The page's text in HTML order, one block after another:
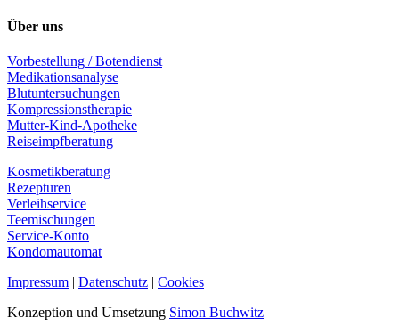
Über uns
Vorbestellung / Botendienst
Medikationsanalyse
Blutuntersuchungen
Kompressionstherapie
Mutter-Kind-Apotheke
Reiseimpfberatung
Kosmetikberatung
Rezepturen
Verleihservice
Teemischungen
Service-Konto
Kondomautomat
Impressum | Datenschutz | Cookies
Konzeption und Umsetzung Simon Buchwitz